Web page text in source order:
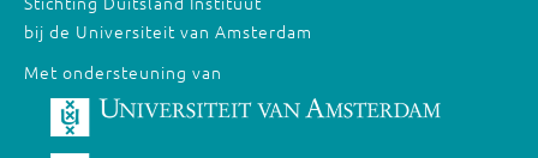
bij de Universiteit van Amsterdam
Met ondersteuning van